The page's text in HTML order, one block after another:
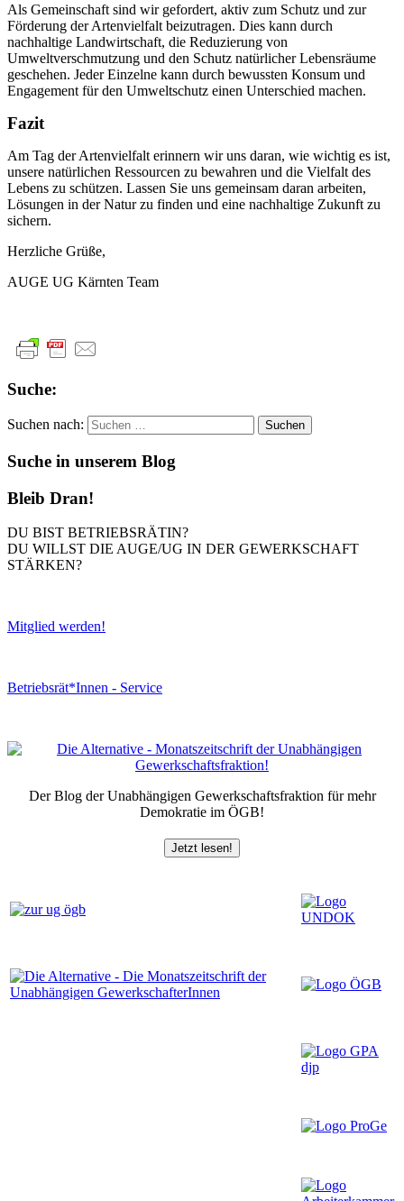
Als Gemeinschaft sind wir gefordert, aktiv zum Schutz und zur
Förderung der Artenvielfalt beizutragen. Dies kann durch
nachhaltige Landwirtschaft, die Reduzierung von
Umweltverschmutzung und den Schutz natürlicher Lebensräume
geschehen. Jeder Einzelne kann durch bewussten Konsum und
Engagement für den Umweltschutz einen Unterschied machen.
Fazit
Am Tag der Artenvielfalt erinnern wir uns daran, wie wichtig es ist,
unsere natürlichen Ressourcen zu bewahren und die Vielfalt des
Lebens zu schützen. Lassen Sie uns gemeinsam daran arbeiten,
Lösungen in der Natur zu finden und eine nachhaltige Zukunft zu
sichern.
Herzliche Grüße,
AUGE UG Kärnten Team
Suche:
Suchen nach:
Suche in unserem Blog
Bleib Dran!
DU BIST BETRIEBSRÄTIN?
DU WILLST DIE AUGE/UG IN DER GEWERKSCHAFT
STÄRKEN?
Mitglied werden!
Betriebsrät*Innen - Service
Der Blog der Unabhängigen Gewerkschaftsfraktion für mehr
Demokratie im ÖGB!
Jetzt lesen!